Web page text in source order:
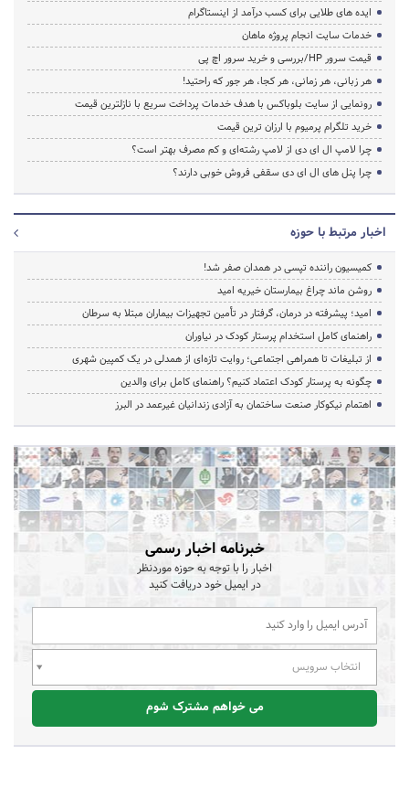
ایده های طلایی برای کسب درآمد از اینستاگرام
خدمات سایت انجام پروژه ماهان
قیمت سرور HP/بررسی و خرید سرور اچ پی
هر زبانی، هر زمانی، هر کجا، هر جور که راحتید!
رونمایی از سایت بلوباکس با هدف خدمات پرداخت سریع با نازلترین قیمت
خرید تلگرام پرمیوم با ارزان ترین قیمت
چرا لامپ ال ای دی از لامپ رشته‌ای و کم مصرف بهتر است؟
چرا پنل های ال ای دی سقفی فروش خوبی دارند؟
اخبار مرتبط با حوزه
کمیسیون راننده تپسی در همدان صفر شد!
روشن ماند چراغ بیمارستان خیریه امید
امید؛ پیشرفته در درمان، گرفتار در تأمین تجهیزات بیماران مبتلا به سرطان
راهنمای کامل استخدام پرستار کودک در نیاوران
از تبلیغات تا همراهی اجتماعی؛ روایت تازه‌ای از همدلی در یک کمپین شهری
چگونه به پرستار کودک اعتماد کنیم؟ راهنمای کامل برای والدین
اهتمام نیکوکار صنعت ساختمان به آزادی زندانیان غیرعمد در البرز
خبرنامه اخبار رسمی
اخبار را با توجه به حوزه موردنظر
در ایمیل خود دریافت کنید
انتخاب سرویس
می خواهم مشترک شوم